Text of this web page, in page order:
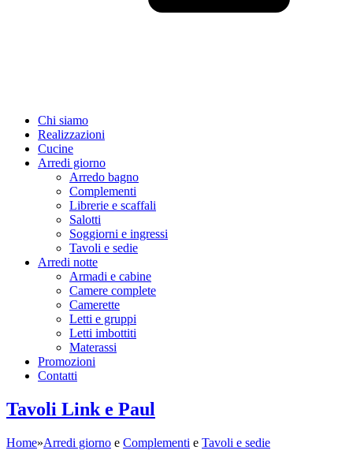
Chi siamo
Realizzazioni
Cucine
Arredi giorno
Arredo bagno
Complementi
Librerie e scaffali
Salotti
Soggiorni e ingressi
Tavoli e sedie
Arredi notte
Armadi e cabine
Camere complete
Camerette
Letti e gruppi
Letti imbottiti
Materassi
Promozioni
Contatti
Tavoli Link e Paul
Home»Arredi giorno e Complementi e Tavoli e sedie